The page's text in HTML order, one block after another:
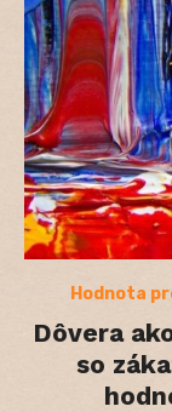
Hodnota
Dôvera
so